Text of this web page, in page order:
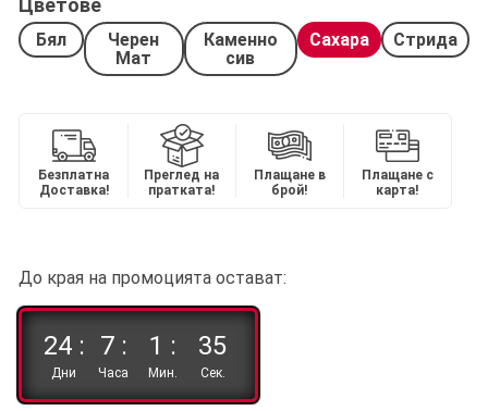
Цветове
Бял
Черен
Мат
Каменно
сив
Сахара Стрида
Безплатна
Доставка!
Преглед на
пратката!
Плащане в
брой!
Плащане с
карта!
До края на промоцията остават:
24 :
Дни
7 :
Часа
1 :
Мин.
35
Сек.